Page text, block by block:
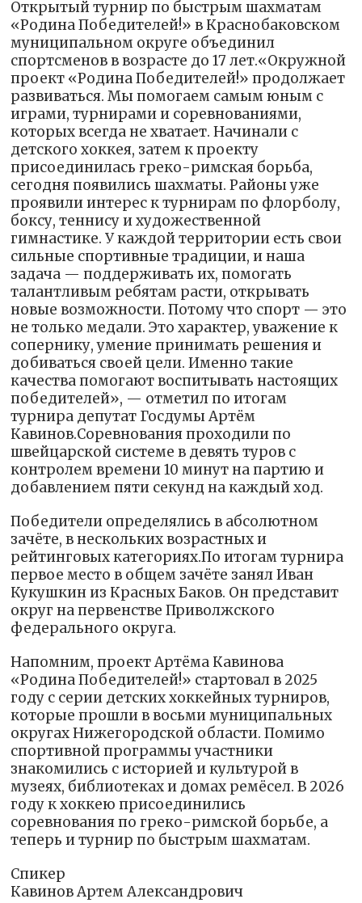
Открытый турнир по быстрым шахматам
«Родина Победителей!» в Краснобаковском
муниципальном округе объединил
спортсменов в возрасте до 17 лет.«Окружной
проект «Родина Победителей!» продолжает
развиваться. Мы помогаем самым юным с
играми, турнирами и соревнованиями,
которых всегда не хватает. Начинали с
детского хоккея, затем к проекту
присоединилась греко-римская борьба,
сегодня появились шахматы. Районы уже
проявили интерес к турнирам по флорболу,
боксу, теннису и художественной
гимнастике. У каждой территории есть свои
сильные спортивные традиции, и наша
задача — поддерживать их, помогать
талантливым ребятам расти, открывать
новые возможности. Потому что спорт — это
не только медали. Это характер, уважение к
сопернику, умение принимать решения и
добиваться своей цели. Именно такие
качества помогают воспитывать настоящих
победителей», — отметил по итогам
турнира депутат Госдумы Артём
Кавинов.Соревнования проходили по
швейцарской системе в девять туров с
контролем времени 10 минут на партию и
добавлением пяти секунд на каждый ход.
Победители определялись в абсолютном
зачёте, в нескольких возрастных и
рейтинговых категориях.По итогам турнира
первое место в общем зачёте занял Иван
Кукушкин из Красных Баков. Он представит
округ на первенстве Приволжского
федерального округа.
Напомним, проект Артёма Кавинова
«Родина Победителей!» стартовал в 2025
году с серии детских хоккейных турниров,
которые прошли в восьми муниципальных
округах Нижегородской области. Помимо
спортивной программы участники
знакомились с историей и культурой в
музеях, библиотеках и домах ремёсел. В 2026
году к хоккею присоединились
соревнования по греко-римской борьбе, а
теперь и турнир по быстрым шахматам.
Спикер
Кавинов Артем Александрович